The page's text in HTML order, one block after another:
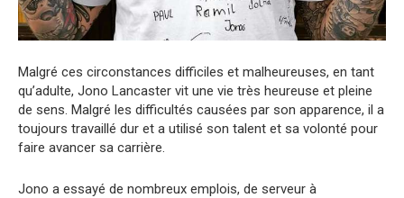
Malgré ces circonstances difficiles et malheureuses, en tant
qu’adulte, Jono Lancaster vit une vie très heureuse et pleine
de sens. Malgré les difficultés causées par son apparence, il a
toujours travaillé dur et a utilisé son talent et sa volonté pour
faire avancer sa carrière.
Jono a essayé de nombreux emplois, de serveur à